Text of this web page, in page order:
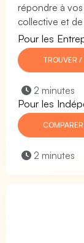
répondre à
collective et
Pour les
TROUVER
2 minutes
Pour les
2 minutes